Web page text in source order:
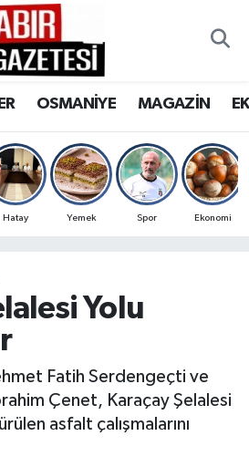
OSMANİYE MAGAZİN
Hatay Yemek Spor Ekonomi
Yolu
Fatih Serdengeçti ve
Çenet, Karaçay Şelalesi
asfalt çalışmalarını
Eczaneler
Yoğunluk Haritası
ve Fikstür